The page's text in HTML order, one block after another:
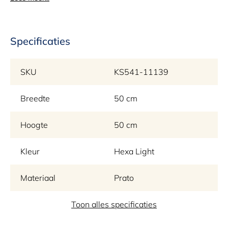
als comfortabel is.
Specificaties
SKU KS541-11139
Breedte 50 cm
Hoogte 50 cm
Kleur Hexa Light
Materiaal Prato
Borek tuinmeubelen
Toon alles specificaties